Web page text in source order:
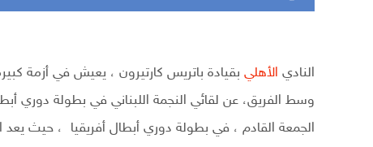
النادي الأهلي بقيادة باتريس كارتيرون ، يعيش في أزمة
وسط الفريق، عن لقائي النجمة اللبناني في بطولة دوري
الجمعة القادم ، في بطولة دوري أبطال أفريقيا ، حيث